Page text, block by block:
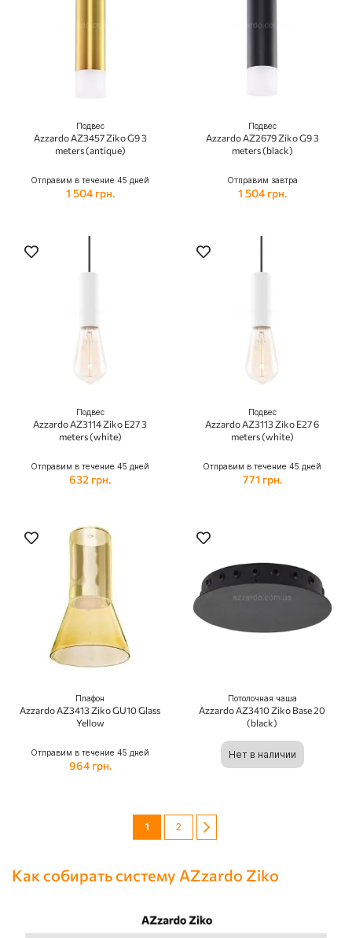
Подвес
Azzardo AZ3457 Ziko G9 3
meters (antique)
Отправим в течение 45 дней
1 504 грн.
Подвес
Azzardo AZ2679 Ziko G9 3
meters (black)
Отправим завтра
1 504 грн.
Подвес
Azzardo AZ3114 Ziko E27 3
meters (white)
Отправим в течение 45 дней
632 грн.
Подвес
Azzardo AZ3113 Ziko E27 6
meters (white)
Отправим в течение 45 дней
771 грн.
Плафон
Azzardo AZ3413 Ziko GU10 Glass
Yellow
Отправим в течение 45 дней
964 грн.
Потолочная чаша
Azzardo AZ3410 Ziko Base 20
(black)
Нет в наличии
You're currently reading page
1 Сторінка
2 Сторінка
Следующий
Как собирать систему AZzardo Ziko